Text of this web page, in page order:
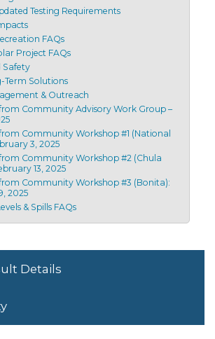
Testing Requirements
FAQs
Project FAQs
Safety
Term Solutions
& Outreach
Community Advisory Work Group –
Community Workshop #1 (National
3, 2025
Community Workshop #2 (Chula
13, 2025
Community Workshop #3 (Bonita):
2025
& Spills FAQs
Details